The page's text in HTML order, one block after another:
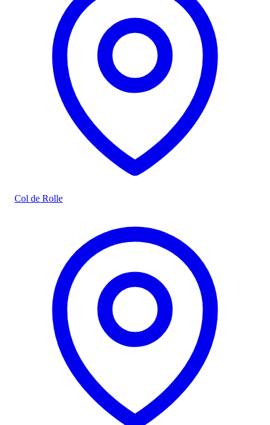
Col de Rolle